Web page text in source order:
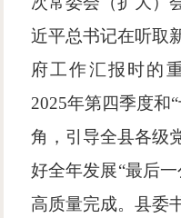
近平总书记在听取
府工作汇报时的
2025年第四季度和
角，引导全县各级
好全年发展“最后
高质量完成。县委